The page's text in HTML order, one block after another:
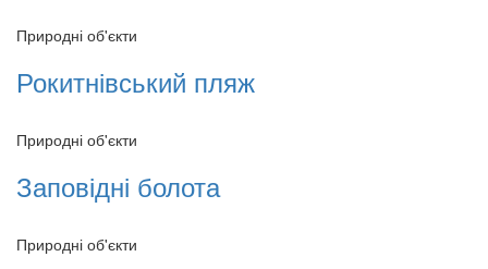
Природні об'єкти
Рокитнівський пляж
Природні об'єкти
Заповідні болота
Природні об'єкти